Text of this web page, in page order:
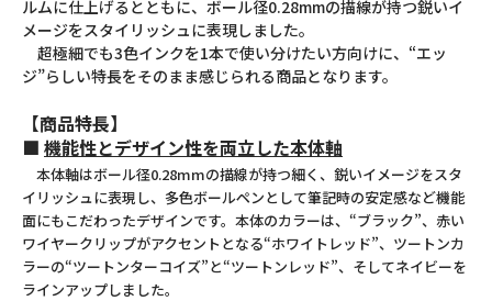
ルムに仕上げるとともに、ボール径0.28mmの描線が持つ鋭いイ
メージをスタイリッシュに表現しました。
超極細でも3色インクを1本で使い分けたい方向けに、“エッ
ジ”らしい特長をそのまま感じられる商品となります。
【商品特長】
■ 機能性とデザイン性を両立した本体軸
本体軸はボール径0.28mmの描線が持つ細く、鋭いイメージをスタ
イリッシュに表現し、多色ボールペンとして筆記時の安定感など機能
面にもこだわったデザインです。本体のカラーは、“ブラック”、赤い
ワイヤークリップがアクセントとなる“ホワイトレッド”、ツートンカ
ラーの“ツートンターコイズ”と“ツートンレッド”、そしてネイビーを
ラインアップしました。